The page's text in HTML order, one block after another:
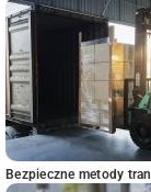
Bezpieczne metody